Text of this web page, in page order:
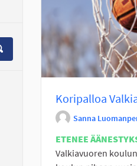
Koripalloa
Sanna
ETENEE
Valkiavuoren